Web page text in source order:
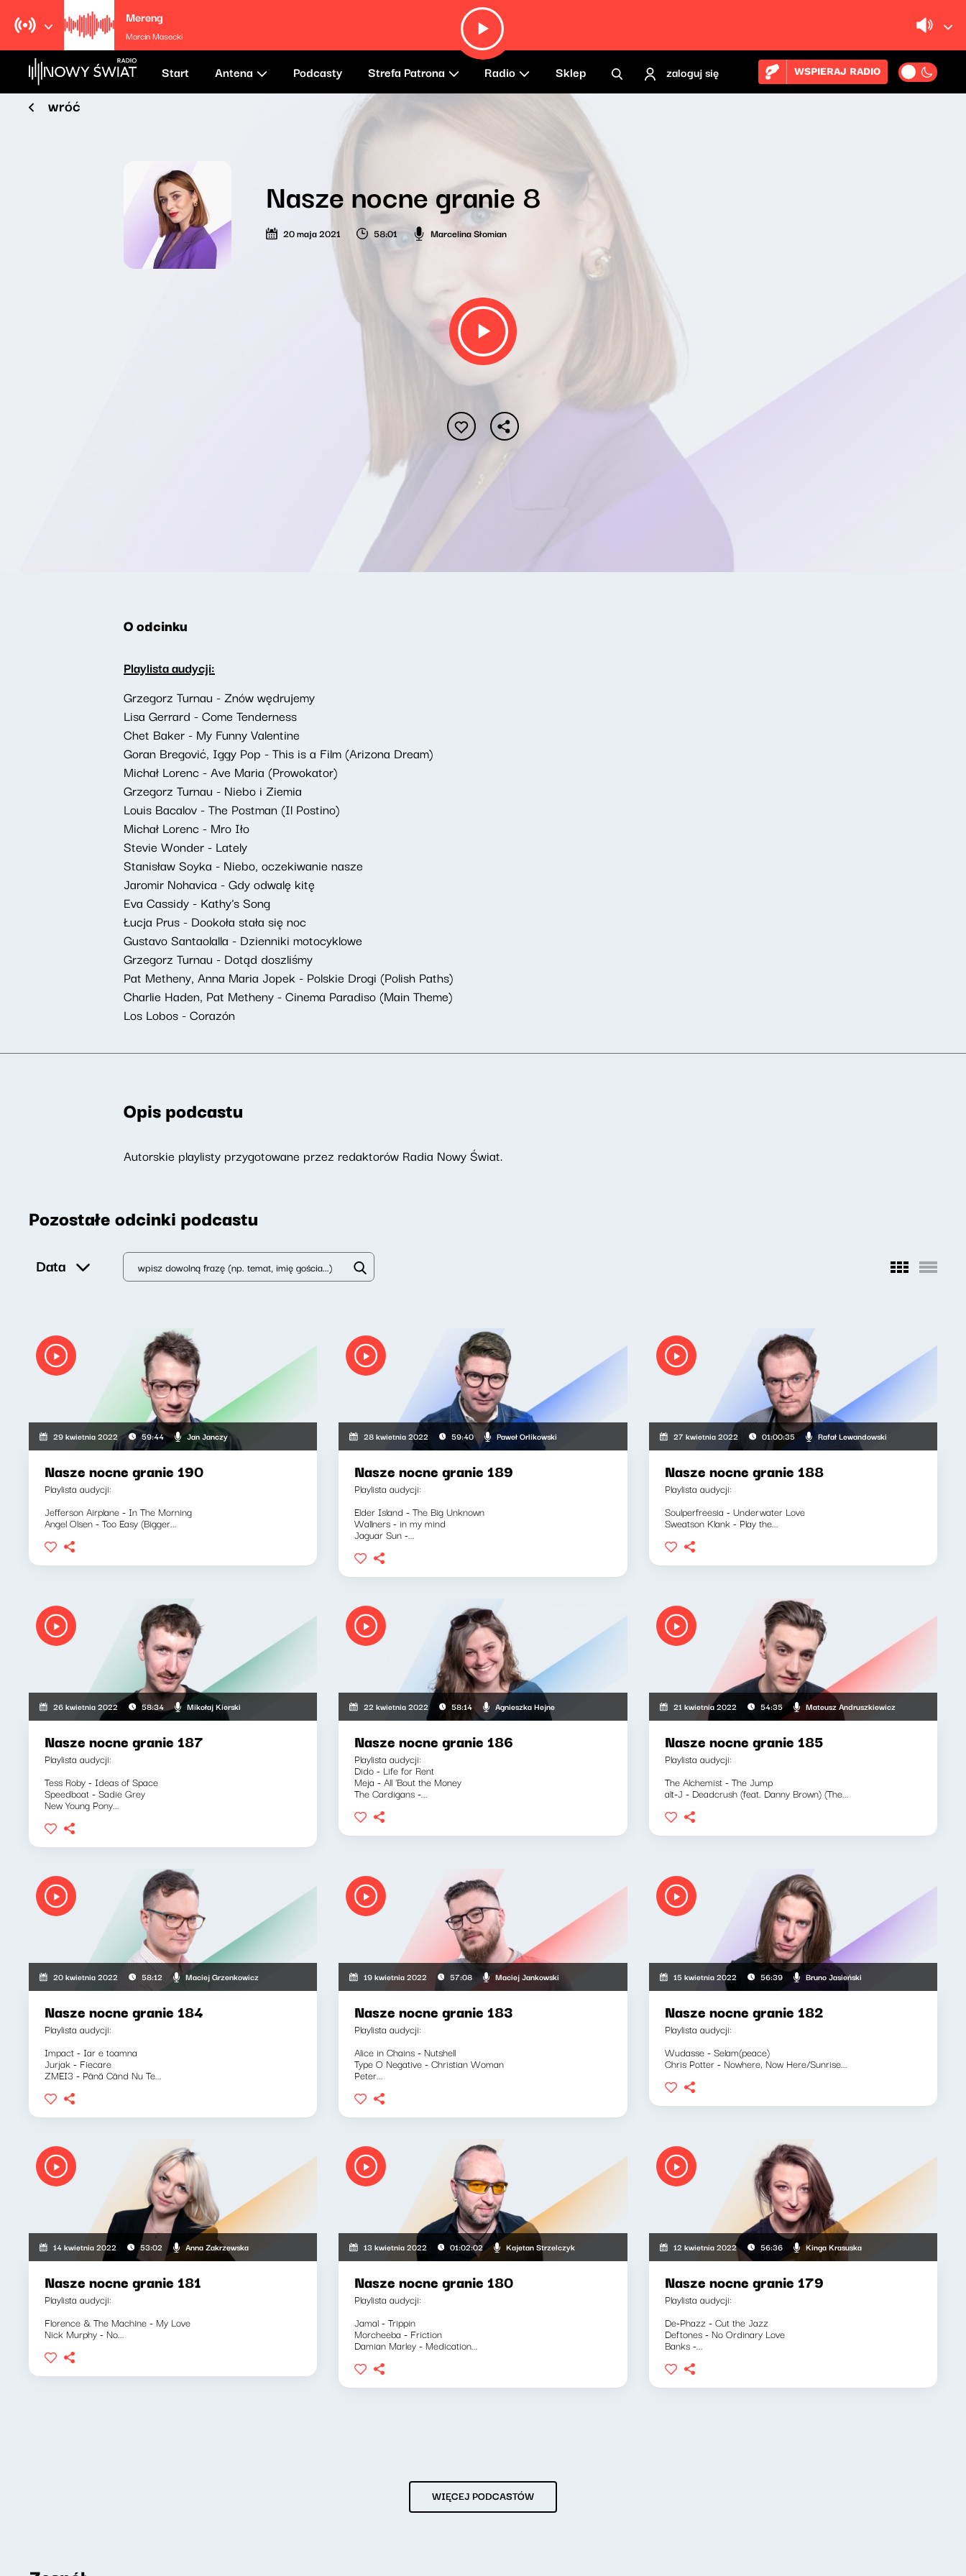
Mereng
Marcin Masecki
Start Antena Podcasty Strefa Patrona Radio Sklep zaloguj się WSPIERAJ RADIO
wróć
Nasze nocne granie 8
20 maja 2021 58:01 Marcelina Słomian
O odcinku
Playlista audycji:
Grzegorz Turnau - Znów wędrujemy
Lisa Gerrard - Come Tenderness
Chet Baker - My Funny Valentine
Goran Bregović, Iggy Pop - This is a Film (Arizona Dream)
Michał Lorenc - Ave Maria (Prowokator)
Grzegorz Turnau - Niebo i Ziemia
Louis Bacalov - The Postman (Il Postino)
Michał Lorenc - Mro Iło
Stevie Wonder - Lately
Stanisław Soyka - Niebo, oczekiwanie nasze
Jaromir Nohavica - Gdy odwalę kitę
Eva Cassidy - Kathy's Song
Łucja Prus - Dookoła stała się noc
Gustavo Santaolalla - Dzienniki motocyklowe
Grzegorz Turnau - Dotąd doszliśmy
Pat Metheny, Anna Maria Jopek - Polskie Drogi (Polish Paths)
Charlie Haden, Pat Metheny - Cinema Paradiso (Main Theme)
Los Lobos - Corazón
Opis podcastu
Autorskie playlisty przygotowane przez redaktorów Radia Nowy Świat.
Pozostałe odcinki podcastu
Data
29 kwietnia 2022 59:44 Jan Janczy
Nasze nocne granie 190
Playlista audycji:
Jefferson Airplane - In The Morning
Angel Olsen - Too Easy (Bigger...
28 kwietnia 2022 59:40 Paweł Orlikowski
Nasze nocne granie 189
Playlista audycji:
Elder Island - The Big Unknown
Wallners - in my mind
Jaguar Sun -...
27 kwietnia 2022 01:00:35 Rafał Lewandowski
Nasze nocne granie 188
Playlista audycji:
Soulperfreesia - Underwater Love
Sweatson Klank - Play the...
26 kwietnia 2022 58:34 Mikołaj Kierski
Nasze nocne granie 187
Playlista audycji:
Tess Roby - Ideas of Space
Speedboat - Sadie Grey
New Young Pony...
22 kwietnia 2022 58:14 Agnieszka Hejne
Nasze nocne granie 186
Playlista audycji:
Dido - Life for Rent
Meja - All 'Bout the Money
The Cardigans -...
21 kwietnia 2022 54:35 Mateusz Andruszkiewicz
Nasze nocne granie 185
Playlista audycji:
The Alchemist - The Jump
alt-J - Deadcrush (feat. Danny Brown) (The...
20 kwietnia 2022 58:12 Maciej Grzenkowicz
Nasze nocne granie 184
Playlista audycji:
Impact - Iar e toamna
Jurjak - Fiecare
ZMEI3 - Până Când Nu Te...
19 kwietnia 2022 57:08 Maciej Jankowski
Nasze nocne granie 183
Playlista audycji:
Alice in Chains - Nutshell
Type O Negative - Christian Woman
Peter...
15 kwietnia 2022 56:39 Bruno Jasieński
Nasze nocne granie 182
Playlista audycji:
Wudasse - Selam(peace)
Chris Potter - Nowhere, Now Here/Sunrise...
14 kwietnia 2022 53:02 Anna Zakrzewska
Nasze nocne granie 181
Playlista audycji:
Florence & The Machine - My Love
Nick Murphy - No...
13 kwietnia 2022 01:02:02 Kajetan Strzelczyk
Nasze nocne granie 180
Playlista audycji:
Jamal - Trippin
Morcheeba - Friction
Damian Marley - Medication...
12 kwietnia 2022 56:36 Kinga Krasuska
Nasze nocne granie 179
Playlista audycji:
De-Phazz - Cut the Jazz
Deftones - No Ordinary Love
Banks -...
WIĘCEJ PODCASTÓW